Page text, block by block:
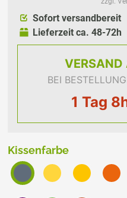
Sofort versandbereit
Lieferzeit ca. 48-72h
VERSAND
BEI
1 Tag
Kissenfarbe